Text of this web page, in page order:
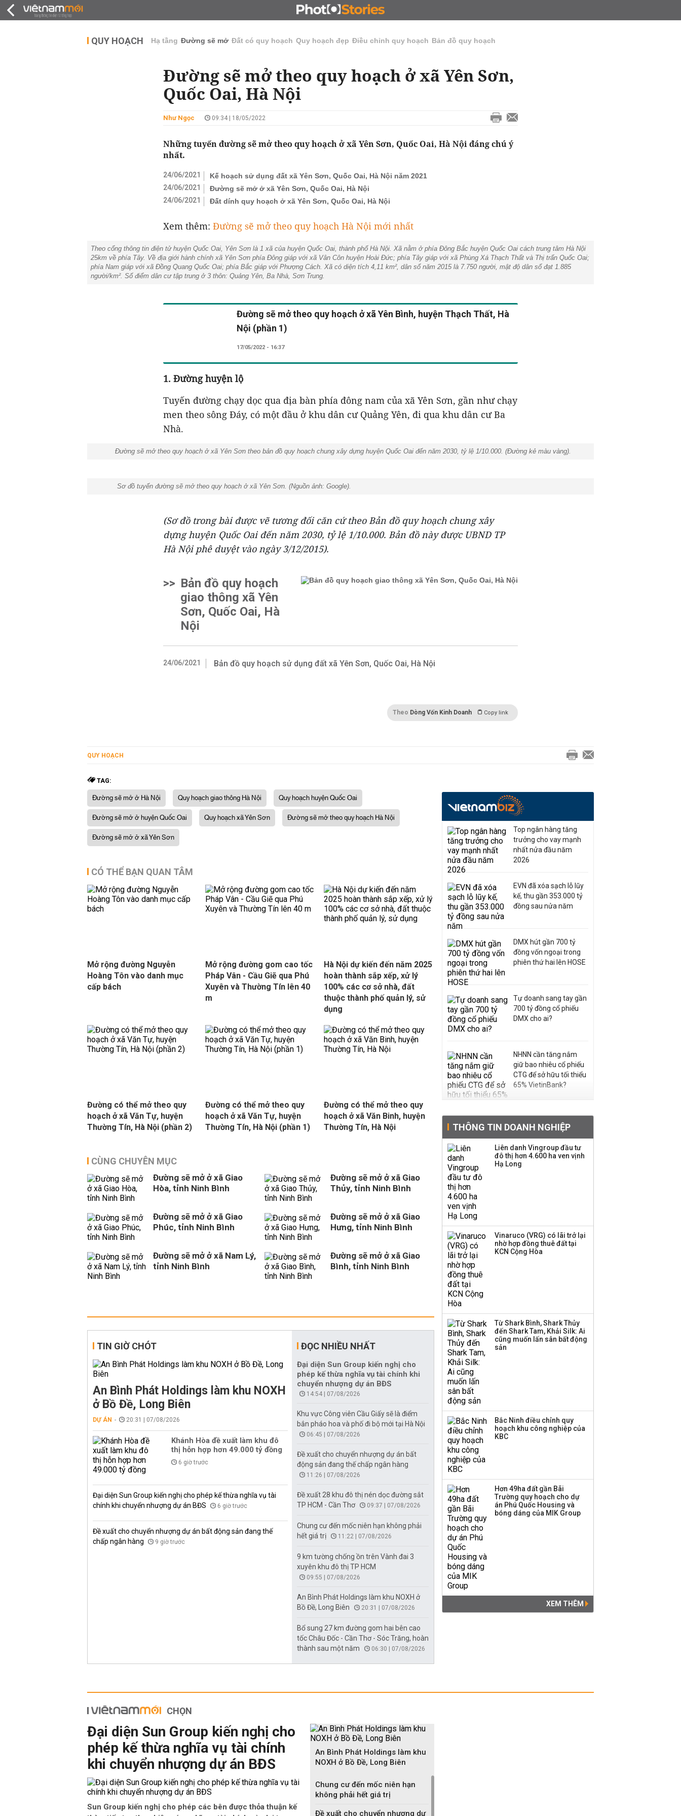
ĐẤU GIÁ - ĐẤU THẦU KINH DOANH
QUY HOẠCH Hạ tầng Đường sẽ mở Đất có quy hoạch Quy hoạch đẹp Điều chỉnh quy hoạch Bản đồ quy hoạch
Đường sẽ mở theo quy hoạch ở xã Yên Sơn,
Quốc Oai, Hà Nội
Như Ngọc 09:34 | 18/05/2022
Những tuyến đường sẽ mở theo quy hoạch ở xã Yên Sơn, Quốc Oai, Hà Nội đáng chú ý
nhất.
24/06/2021
Kế hoạch sử dụng đất xã Yên Sơn, Quốc Oai, Hà Nội năm 2021
24/06/2021
Đường sẽ mở ở xã Yên Sơn, Quốc Oai, Hà Nội
24/06/2021
Đất dính quy hoạch ở xã Yên Sơn, Quốc Oai, Hà Nội
Xem thêm: Đường sẽ mở theo quy hoạch Hà Nội mới nhất
Theo cổng thông tin điện tử huyện Quốc Oai, Yên Sơn là 1 xã của huyện Quốc Oai, thành phố Hà Nội. Xã nằm ở phía Đông Bắc huyện Quốc Oai cách trung tâm Hà Nội
25km về phía Tây. Về địa giới hành chính xã Yên Sơn phía Đông giáp với xã Vân Côn huyện Hoài Đức; phía Tây giáp với xã Phùng Xá Thạch Thất và Thị trấn Quốc Oai;
phía Nam giáp với xã Đồng Quang Quốc Oai; phía Bắc giáp với Phượng Cách. Xã có diện tích 4,11 km², dân số năm 2015 là 7.750 người, mật độ dân số đạt 1.885
người/km². Số điểm dân cư tập trung ở 3 thôn: Quảng Yên, Ba Nhà, Sơn Trung.
Đường sẽ mở theo quy hoạch ở xã Yên Bình, huyện Thạch Thất, Hà
Nội (phần 1)
17/05/2022 - 16:37
1. Đường huyện lộ
Tuyến đường chạy dọc qua địa bàn phía đông nam của xã Yên Sơn, gần như chạy
men theo sông Đáy, có một đầu ở khu dân cư Quảng Yên, đi qua khu dân cư Ba
Nhà.
Đường sẽ mở theo quy hoạch ở xã Yên Sơn theo bản đồ quy hoạch chung xây dựng huyện Quốc Oai đến năm 2030, tỷ lệ 1/10.000. (Đường kẻ màu vàng).
Sơ đồ tuyến đường sẽ mở theo quy hoạch ở xã Yên Sơn. (Nguồn ảnh: Google).
(Sơ đồ trong bài được vẽ tương đối căn cứ theo Bản đồ quy hoạch chung xây
dựng huyện Quốc Oai đến năm 2030, tỷ lệ 1/10.000. Bản đồ này được UBND TP
Hà Nội phê duyệt vào ngày 3/12/2015).
>> Bản đồ quy hoạch
giao thông xã Yên
Sơn, Quốc Oai, Hà
Nội
24/06/2021 Bản đồ quy hoạch sử dụng đất xã Yên Sơn, Quốc Oai, Hà Nội
Theo Dòng Vốn Kinh Doanh Copy link
QUY HOẠCH
TAG:
Đường sẽ mở ở Hà Nội Quy hoạch giao thông Hà Nội
Quy hoạch huyện Quốc Oai
Đường sẽ mở ở huyện Quốc Oai
Quy hoạch xã Yên Sơn
Đường sẽ mở theo quy hoạch Hà Nội
Đường sẽ mở ở xã Yên Sơn
CÓ THỂ BẠN QUAN TÂM
Mở rộng đường Nguyễn
Hoàng Tôn vào danh mục
cấp bách
Mở rộng đường gom cao tốc
Pháp Vân - Cầu Giẽ qua Phú
Xuyên và Thường Tín lên 40
m
Hà Nội dự kiến đến năm 2025
hoàn thành sắp xếp, xử lý
100% các cơ sở nhà, đất
thuộc thành phố quản lý, sử
dụng
Đường có thể mở theo quy
hoạch ở xã Văn Tự, huyện
Thường Tín, Hà Nội (phần 2)
Đường có thể mở theo quy
hoạch ở xã Văn Tự, huyện
Thường Tín, Hà Nội (phần 1)
Đường có thể mở theo quy
hoạch ở xã Văn Binh, huyện
Thường Tín, Hà Nội
CÙNG CHUYÊN MỤC
Đường sẽ mở ở xã Giao
Hòa, tỉnh Ninh Bình
Đường sẽ mở ở xã Giao
Thủy, tỉnh Ninh Bình
Đường sẽ mở ở xã Giao
Phúc, tỉnh Ninh Bình
Đường sẽ mở ở xã Giao
Hưng, tỉnh Ninh Bình
Đường sẽ mở ở xã Nam Lý,
tỉnh Ninh Bình
Đường sẽ mở ở xã Giao
Bình, tỉnh Ninh Bình
TIN GIỜ CHÓT
An Bình Phát Holdings làm khu NOXH
ở Bồ Đề, Long Biên
DỰ ÁN 20:31 | 07/08/2026
Khánh Hòa đề xuất làm khu đô
thị hỗn hợp hơn 49.000 tỷ đồng
6 giờ trước
Đại diện Sun Group kiến nghị cho phép kế thừa nghĩa vụ tài
chính khi chuyển nhượng dự án BĐS
6 giờ trước
Đề xuất cho chuyển nhượng dự án bất động sản đang thế
chấp ngân hàng
9 giờ trước
ĐỌC NHIỀU NHẤT
Đại diện Sun Group kiến nghị cho
phép kế thừa nghĩa vụ tài chính khi
chuyển nhượng dự án BĐS
14:54 | 07/08/2026
Khu vực Công viên Cầu Giấy sẽ là điểm
bắn pháo hoa và phố đi bộ mới tại Hà Nội
06:45 | 07/08/2026
Đề xuất cho chuyển nhượng dự án bất
động sản đang thế chấp ngân hàng
11:26 | 07/08/2026
Đề xuất 28 khu đô thị nén dọc đường sắt
TP HCM - Cần Thơ
09:37 | 07/08/2026
Chung cư đến mốc niên hạn không phải
hết giá trị
11:22 | 07/08/2026
9 km tường chống ồn trên Vành đai 3
xuyên khu đô thị TP HCM
09:55 | 07/08/2026
An Bình Phát Holdings làm khu NOXH ở
Bồ Đề, Long Biên
20:31 | 07/08/2026
Bổ sung 27 km đường gom hai bên cao
tốc Châu Đốc - Cần Thơ - Sóc Trăng, hoàn
thành sau một năm
06:30 | 07/08/2026
Top ngân hàng tăng
trưởng cho vay mạnh
nhất nửa đầu năm
2026
EVN đã xóa sạch lỗ lũy
kế, thu gần 353.000 tỷ
đồng sau nửa năm
DMX hút gần 700 tỷ
đồng vốn ngoại trong
phiên thứ hai lên HOSE
Tự doanh sang tay gần
700 tỷ đồng cổ phiếu
DMX cho ai?
NHNN cần tăng nắm
giữ bao nhiêu cổ phiếu
CTG để sở hữu tối thiểu
65% VietinBank?
62.000 tỷ đồng tiền
mặt, ngang ngửa MWG
Chuyên gia Phạm Xuân
Đề xuất miễn 30% thuế
thu nhập cho hộ kinh
doanh, doanh nghiệp
tăng vốn lên gần
77.800 tỷ
THÔNG TIN DOANH NGHIỆP
Liên danh Vingroup đầu tư
đô thị hơn 4.600 ha ven vịnh
Hạ Long
Vinaruco (VRG) có lãi trở lại
nhờ hợp đồng thuê đất tại
KCN Cộng Hòa
Từ Shark Bình, Shark Thủy
đến Shark Tam, Khải Silk: Ai
cũng muốn lấn sân bất động
sản
Bắc Ninh điều chỉnh quy
hoạch khu công nghiệp của
KBC
Hơn 49ha đất gần Bãi
Trường quy hoạch cho dự
án Phú Quốc Housing và
bóng dáng của MIK Group
XEM THÊM
CHỌN
Đại diện Sun Group kiến nghị cho
phép kế thừa nghĩa vụ tài chính
khi chuyển nhượng dự án BĐS
Sun Group kiến nghị cho phép các bên được thỏa thuận kế
An Bình Phát Holdings làm khu
NOXH ở Bồ Đề, Long Biên
Chung cư đến mốc niên hạn
không phải hết giá trị
Đề xuất cho chuyển nhượng dự